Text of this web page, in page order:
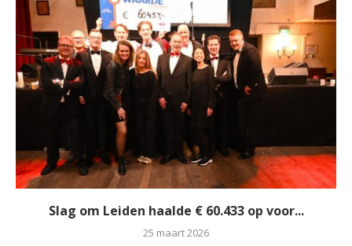
Slag om Leiden haalde € 60.433 op voor...
25 maart 2026